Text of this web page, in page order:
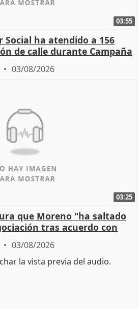
03:55
Social ha atendido a 156
de calle durante Campaña
03/08/2026
03:25
que Moreno "ha saltado
tras acuerdo con
03/08/2026